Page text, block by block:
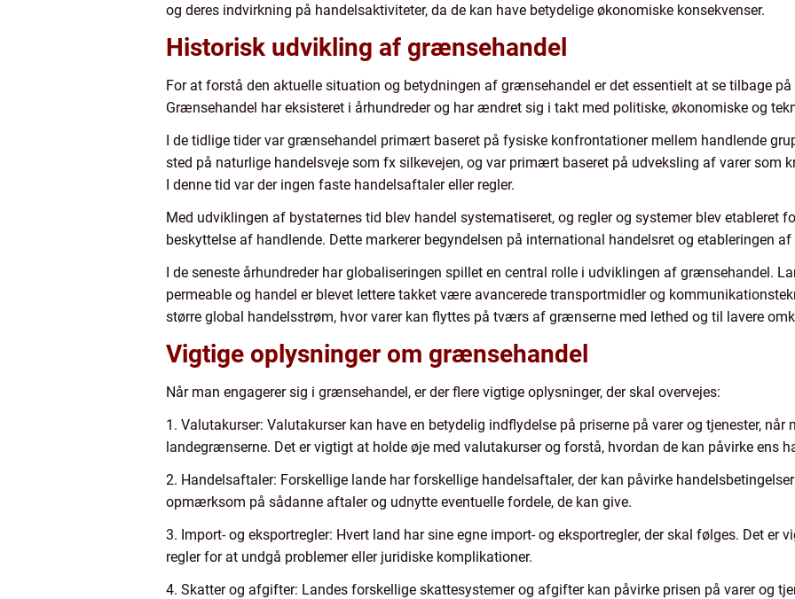
og deres indvirkning på handelsaktiviteter, da de kan have betydelige økonomiske konsekvenser.
Historisk udvikling af grænsehandel
For at forstå den aktuelle situation og betydningen af grænsehandel er det essentielt at se tilbage
Grænsehandel har eksisteret i århundreder og har ændret sig i takt med politiske, økonomiske og
I de tidlige tider var grænsehandel primært baseret på fysiske konfrontationer mellem handlende
sted på naturlige handelsveje som fx silkevejen, og var primært baseret på udveksling af varer som
I denne tid var der ingen faste handelsaftaler eller regler.
Med udviklingen af bystaternes tid blev handel systematiseret, og regler og systemer blev etableret
beskyttelse af handlende. Dette markerer begyndelsen på international handelsret og etableringen
I de seneste århundreder har globaliseringen spillet en central rolle i udviklingen af grænsehandel.
permeable og handel er blevet lettere takket være avancerede transportmidler og
større global handelsstrøm, hvor varer kan flyttes på tværs af grænserne med lethed og til lavere
Vigtige oplysninger om grænsehandel
Når man engagerer sig i grænsehandel, er der flere vigtige oplysninger, der skal overvejes:
1. Valutakurser: Valutakurser kan have en betydelig indflydelse på priserne på varer og tjenester,
landegrænserne. Det er vigtigt at holde øje med valutakurser og forstå, hvordan de kan påvirke ens
2. Handelsaftaler: Forskellige lande har forskellige handelsaftaler, der kan påvirke
opmærksom på sådanne aftaler og udnytte eventuelle fordele, de kan give.
3. Import- og eksportregler: Hvert land har sine egne import- og eksportregler, der skal følges. Det er
regler for at undgå problemer eller juridiske komplikationer.
4. Skatter og afgifter: Landes forskellige skattesystemer og afgifter kan påvirke prisen på varer og